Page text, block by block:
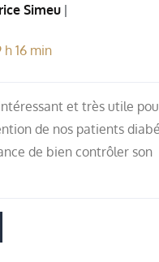
Simeu
h 16 min
et très utile
de nos patients
de bien contrôler son